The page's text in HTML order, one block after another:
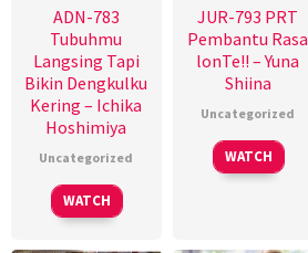
ADN-783
Tubuhmu
Langsing Tapi
Bikin Dengkulku
Kering – Ichika
Hoshimiya
Uncategorized
WATCH
JUR-793 PRT
Pembantu Rasa
lonTe!! – Yuna
Shiina
Uncategorized
WATCH